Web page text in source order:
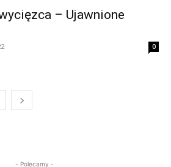
– Ujawnione
0
- Polecamy -